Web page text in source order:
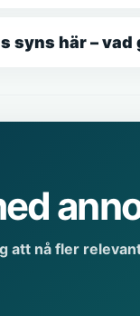
syns här – vad
att nå fler